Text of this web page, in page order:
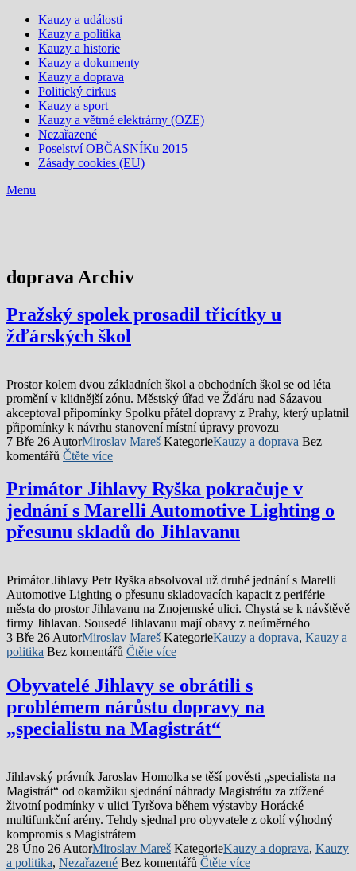
Kauzy a události
Kauzy a politika
Kauzy a historie
Kauzy a dokumenty
Kauzy a doprava
Politický cirkus
Kauzy a sport
Kauzy a větrné elektrárny (OZE)
Nezařazené
Poselství OBČASNÍKu 2015
Zásady cookies (EU)
Menu
doprava Archiv
Pražský spolek prosadil třicítky u
žďárských škol
Prostor kolem dvou základních škol a obchodních škol se od léta
promění v klidnější zónu. Městský úřad ve Žďáru nad Sázavou
akceptoval připomínky Spolku přátel dopravy z Prahy, který uplatnil
připomínky k návrhu stanovení místní úpravy provozu
7 Bře 26 AutorMiroslav Mareš KategorieKauzy a doprava Bez
komentářů Čtěte více
Primátor Jihlavy Ryška pokračuje v
jednání s Marelli Automotive Lighting o
přesunu skladů do Jihlavanu
Primátor Jihlavy Petr Ryška absolvoval už druhé jednání s Marelli
Automotive Lighting o přesunu skladovacích kapacit z periférie
města do prostor Jihlavanu na Znojemské ulici. Chystá se k návštěvě
firmy Jihlavan. Sousedé Jihlavanu mají obavy z neúměrného
3 Bře 26 AutorMiroslav Mareš KategorieKauzy a doprava, Kauzy a
politika Bez komentářů Čtěte více
Obyvatelé Jihlavy se obrátili s
problémem nárůstu dopravy na
„specialistu na Magistrát“
Jihlavský právník Jaroslav Homolka se těší pověsti „specialista na
Magistrát“ od okamžiku sjednání náhrady Magistrátu za ztížené
životní podmínky v ulici Tyršova během výstavby Horácké
multifunkční arény. Tehdy sjednal pro obyvatele z okolí výhodný
kompromis s Magistrátem
28 Úno 26 AutorMiroslav Mareš KategorieKauzy a doprava, Kauzy
a politika, Nezařazené Bez komentářů Čtěte více